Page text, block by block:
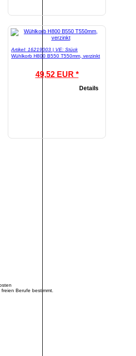
Artikel: 16219003 | VE: Stück
Wühlkorb H800 B550 T550mm, verzinkt
49,52 EUR *
Details
Berufe bestimmt.